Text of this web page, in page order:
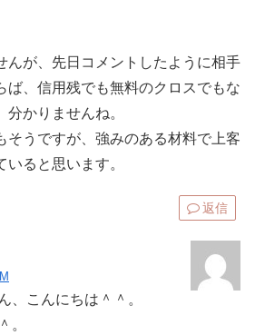
んが、先日コメントしたように相手
ば、信用残でも無料のクロスでもな
かりませんね。
そうですが、強みのある材料で上客
ると思います。
返信
、こんにちは＾＾。
。